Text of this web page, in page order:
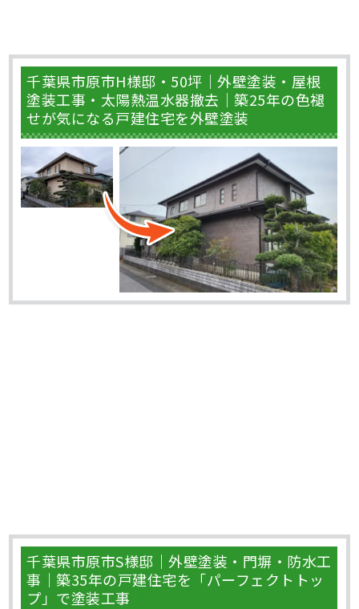
千葉県市原市H様邸・50坪｜外壁塗装・屋根
塗装工事・太陽熱温水器撤去｜築25年の色褪
せが気になる戸建住宅を外壁塗装
千葉県市原市S様邸｜外壁塗装・門塀・防水工
事｜築35年の戸建住宅を「パーフェクトトッ
プ」で塗装工事